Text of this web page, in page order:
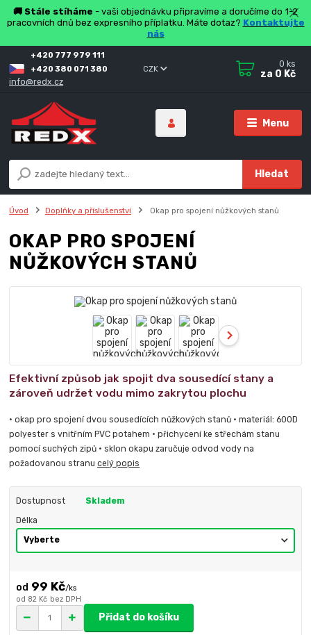
🚚 Stále stíháme - vaši objednávku připravíme a doručíme do 1-2
pracovních dnů bez expresního příplatku. Máte dotaz? Kontaktujte
nás
Menu
CZK
Hledat
+420 777 979 111
+420 380 071 380
info@redx.cz
0 ks
za 0 Kč
Úvod Doplňky a příslušenství Okap pro spojení nůžkových stanů
OKAP PRO SPOJENÍ
NŮŽKOVÝCH STANŮ
Efektivní způsob jak spojit dva sousedící stany a
zároveň udržet vodu mimo zakrytou plochu
• okap pro spojení dvou sousedících nůžkových stanů • materiál: 600D
polyester s vnitřním PVC potahem • přichycení ke střechám stanu
pomocí suchých zipů • sklon okapu zaručuje odvod vody na
požadovanou stranucelý popis
Dostupnost Skladem
Délka
99 Kč/ks
od 82 Kč bez DPH
Přidat do košíku